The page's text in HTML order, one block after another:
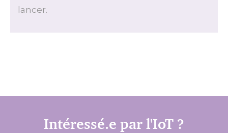
lancer.
Intéressé.e par l'IoT ?